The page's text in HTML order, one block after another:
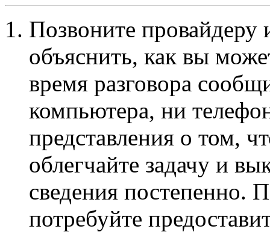
Позвоните
объяснить, как вы
время разговора
компьютера, ни
представления о том,
облегчайте задачу и
сведения постепенно.
потребуйте